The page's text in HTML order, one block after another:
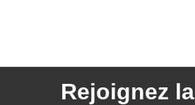
Rejoignez la